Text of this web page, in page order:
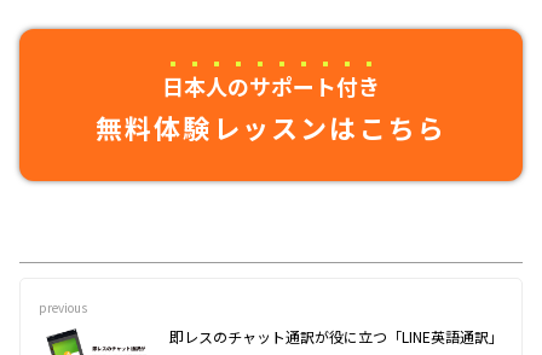
日本人のサポート付き
無料体験レッスンはこちら
previous
即レスのチャット通訳が役に立つ「LINE英語通訳」